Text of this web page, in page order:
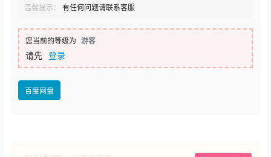
温馨提示：
有任何问题请联系客服
您当前的等级为 游客
请先 登录
百度网盘